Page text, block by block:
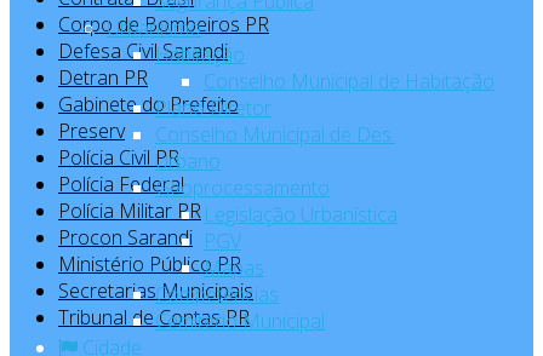
Urbanismo
Habitação
Conselho Municipal de Habitação
Plano Diretor
Conselho Municipal de Des.
Urbano
Geoprocessamento
Legislação Urbanística
PGV
Mapas
Competências
Cemitério Municipal
Cidade
Corpo de Bombeiros PR
Defesa Civil Sarandi
Detran PR
Gabinete do Prefeito
Preserv
Polícia Civil PR
Polícia Federal
Polícia Militar PR
Procon Sarandi
Ministério Público PR
Secretarias Municipais
Tribunal de Contas PR